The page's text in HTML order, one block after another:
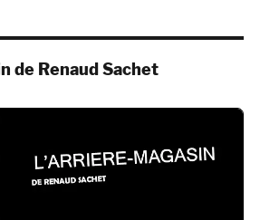
de Renaud Sachet